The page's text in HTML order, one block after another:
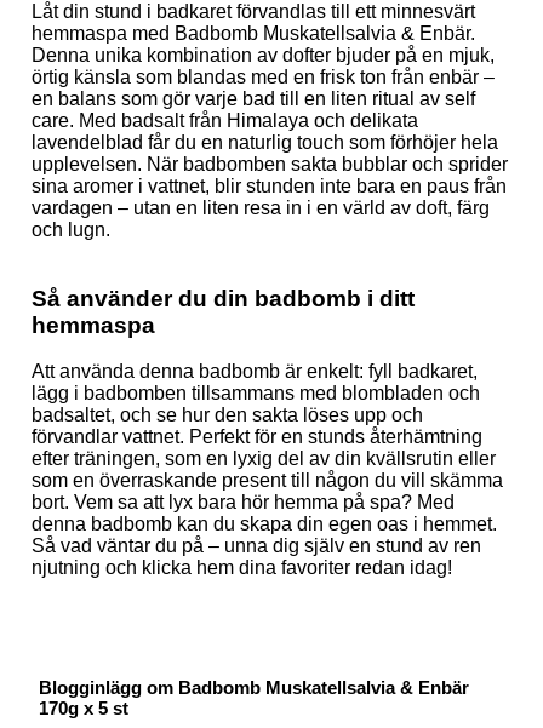
Låt din stund i badkaret förvandlas till ett minnesvärt
hemmaspa med Badbomb Muskatellsalvia & Enbär.
Denna unika kombination av dofter bjuder på en mjuk,
örtig känsla som blandas med en frisk ton från enbär –
en balans som gör varje bad till en liten ritual av self
care. Med badsalt från Himalaya och delikata
lavendelblad får du en naturlig touch som förhöjer hela
upplevelsen. När badbomben sakta bubblar och sprider
sina aromer i vattnet, blir stunden inte bara en paus från
vardagen – utan en liten resa in i en värld av doft, färg
och lugn.
Så använder du din badbomb i ditt
hemmaspa
Att använda denna badbomb är enkelt: fyll badkaret,
lägg i badbomben tillsammans med blombladen och
badsaltet, och se hur den sakta löses upp och
förvandlar vattnet. Perfekt för en stunds återhämtning
efter träningen, som en lyxig del av din kvällsrutin eller
som en överraskande present till någon du vill skämma
bort. Vem sa att lyx bara hör hemma på spa? Med
denna badbomb kan du skapa din egen oas i hemmet.
Så vad väntar du på – unna dig själv en stund av ren
njutning och klicka hem dina favoriter redan idag!
Blogginlägg om Badbomb Muskatellsalvia & Enbär
170g x 5 st